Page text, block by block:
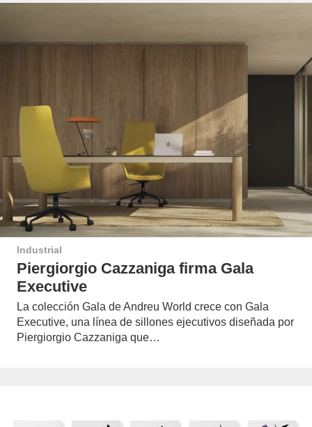
Industrial
Piergiorgio Cazzaniga firma Gala
Executive
La colección Gala de Andreu World crece con Gala
Executive, una línea de sillones ejecutivos diseñada por
Piergiorgio Cazzaniga que…